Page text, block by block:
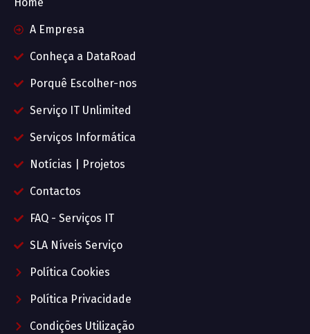
Home
A Empresa
Conheça a DataRoad
Porquê Escolher-nos
Serviço IT Unlimited
Serviços Informática
Notícias | Projetos
Contactos
FAQ - Serviços IT
SLA Níveis Serviço
Política Cookies
Política Privacidade
Condições Utilização